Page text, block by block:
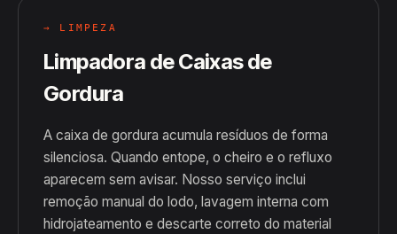
→ LIMPEZA
Limpadora de Caixas de
Gordura
A caixa de gordura acumula resíduos de forma
silenciosa. Quando entope, o cheiro e o refluxo
aparecem sem avisar. Nosso serviço inclui
remoção manual do lodo, lavagem interna com
hidrojateamento e descarte correto do material